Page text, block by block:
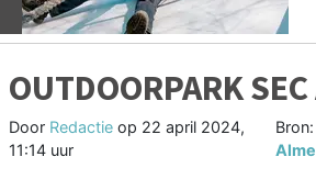
OUTDOORPARK
Door Redactie op 22 april 2024,
11:14 uur